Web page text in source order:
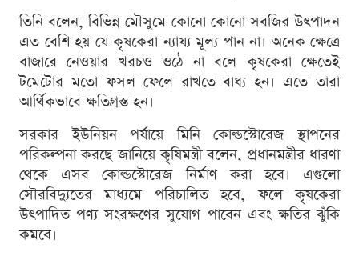
তিনি বলেন, বিভিন্ন মৌসুমে কোনো কোনো সবজির উৎপাদন
এত বেশি হয় যে কৃষকেরা ন্যায্য মূল্য পান না। অনেক ক্ষেত্রে
বাজারে নেওয়ার খরচও ওঠে না বলে কৃষকেরা ক্ষেতেই
টমেটোর মতো ফসল ফেলে রাখতে বাধ্য হন। এতে তারা
আর্থিকভাবে ক্ষতিগ্রস্ত হন।
সরকার ইউনিয়ন পর্যায়ে মিনি কোল্ডস্টোরেজ স্থাপনের
পরিকল্পনা করছে জানিয়ে কৃষিমন্ত্রী বলেন, প্রধানমন্ত্রীর ধারণা
থেকে এসব কোল্ডস্টোরেজ নির্মাণ করা হবে। এগুলো
সৌরবিদ্যুতের মাধ্যমে পরিচালিত হবে, ফলে কৃষকেরা
উৎপাদিত পণ্য সংরক্ষণের সুযোগ পাবেন এবং ক্ষতির ঝুঁকি
কমবে।